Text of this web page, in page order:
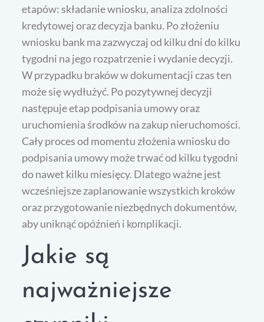
etapów: składanie wniosku, analiza zdolności
kredytowej oraz decyzja banku. Po złożeniu
wniosku bank ma zazwyczaj od kilku dni do kilku
tygodni na jego rozpatrzenie i wydanie decyzji.
W przypadku braków w dokumentacji czas ten
może się wydłużyć. Po pozytywnej decyzji
następuje etap podpisania umowy oraz
uruchomienia środków na zakup nieruchomości.
Cały proces od momentu złożenia wniosku do
podpisania umowy może trwać od kilku tygodni
do nawet kilku miesięcy. Dlatego ważne jest
wcześniejsze zaplanowanie wszystkich kroków
oraz przygotowanie niezbędnych dokumentów,
aby uniknąć opóźnień i komplikacji.
Jakie są
najważniejsze